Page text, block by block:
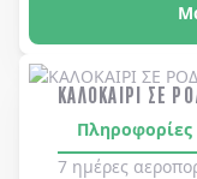
ΚΑΛΟΚΑΙΡΙ ΣΕ
Πληροφορίες
7 ημέρες